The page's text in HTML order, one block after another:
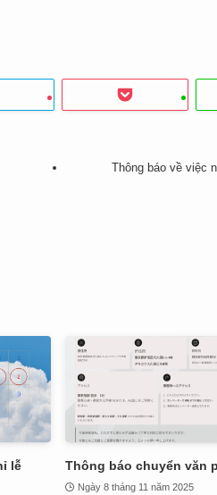
Thông báo về việc
lễ
Thông báo chuyển văn
Ngày 8 tháng 11 năm 2025